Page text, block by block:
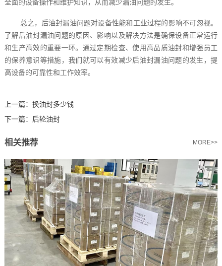
全面的设备操作和维护知识，从而减少漏油问题的发生。
总之，后油封漏油问题对设备性能和工业过程的影响不可忽视。
了解后油封漏油问题的原因、影响以及解决方法是确保设备正常运行
和生产高效的重要一环。通过定期检查、使用高品质油封和增强员工
的保养意识等措施，我们就可以有效减少后油封漏油问题的发生，提
高设备的可靠性和工作效率。
上一篇： 换油封多少钱
下一篇： 后轮油封
相关推荐 MORE>>